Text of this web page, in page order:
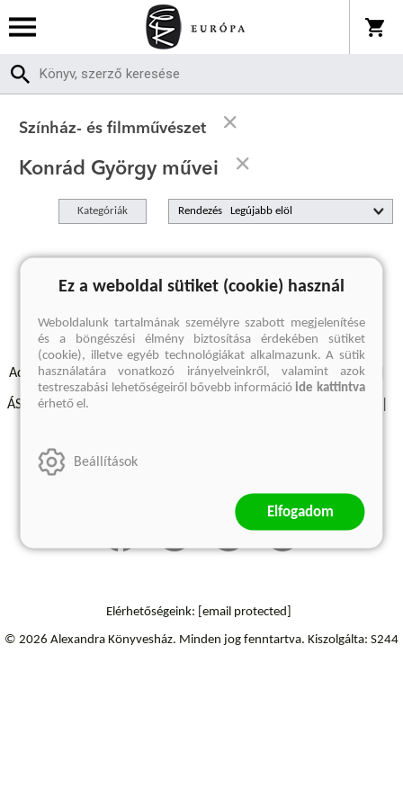
Színház- és filmművészet
Konrád György művei
Kategóriák Rendezés
A keresett kifejezésre nincs találat
Adatvédelmi szabályzatok Elállási felmondási nyilatkozat
ÁSZF - Vásárlási feltételek
Szállítási információk
Elérhetőségeink: [email protected]
© 2026 Alexandra Könyvesház. Minden jog fenntartva. Kiszolgálta: S244
Ez a weboldal sütiket (cookie) használ
Weboldalunk tartalmának személyre szabott megjelenítése
és a böngészési élmény biztosítása érdekében sütiket
(cookie), illetve egyéb technológiákat alkalmazunk. A sütik
használatára vonatkozó irányelveinkről, valamint azok
testreszabási lehetőségeiről bővebb információide kattintva
érhető el.
Beállítások
Elfogadom